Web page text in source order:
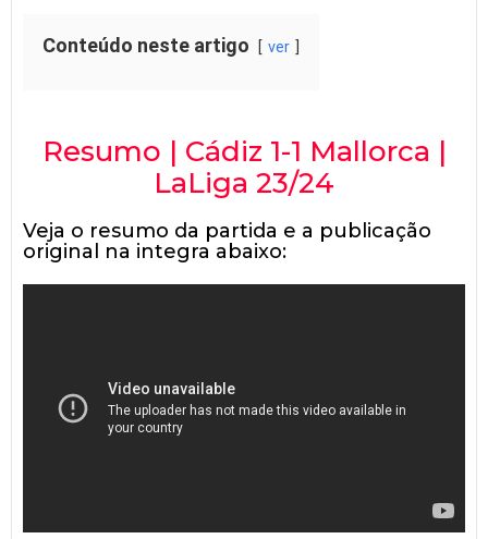
Conteúdo neste artigo ver
Resumo | Cádiz 1-1 Mallorca |
LaLiga 23/24
Veja o resumo da partida e a publicação
original na integra abaixo: